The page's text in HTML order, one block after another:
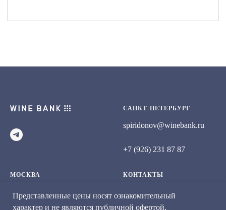
САНКТ-ПЕТЕРБУРГ
spiridonov@winebank.ru
+7 (926) 231 87 87
МОСКВА
spiridonov@winebank.ru
КОНТАКТЫ
info@winebank.ru
Представленные цены носят ознакомительный
характер и не являются публичной офертой,